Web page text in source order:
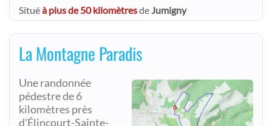
Situéà plus de 50 kilomètresdeJumigny
La Montagne Paradis
Une randonnée
pédestre de 6
kilomètres près
d'Élincourt-Sainte-